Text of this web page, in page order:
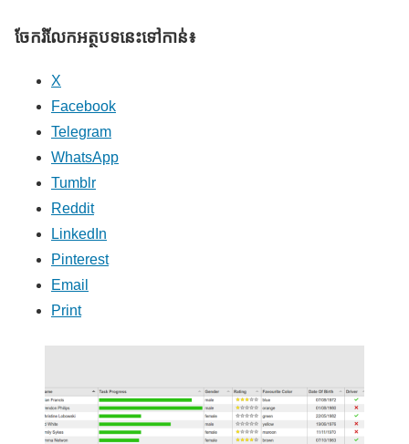
ចែករំលែក​អត្ថបទនេះទៅកាន់៖
X
Facebook
Telegram
WhatsApp
Tumblr
Reddit
LinkedIn
Pinterest
Email
Print